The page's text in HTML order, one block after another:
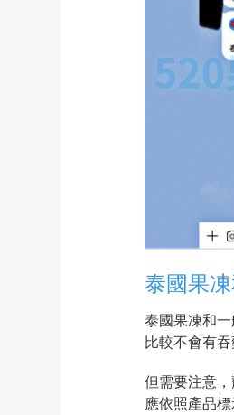
泰國果
泰國果凍和
比較不會有吞
但需要注意
應依照產品